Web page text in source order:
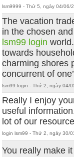
lsm9999 - Thứ 5, ngày 04/06/
The vacation
in the chosen
lsm99 login
towards
charming shores
concurrent of
lsm99 login - Thứ 2, ngày 04/
Really I enjoy
useful
lot of our
login lsm99 - Thứ 2, ngày 30/
You really make